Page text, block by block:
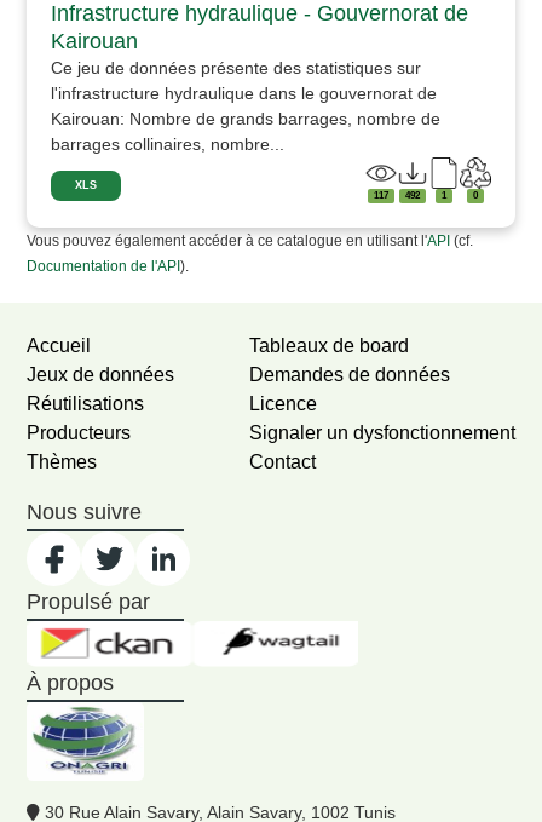
Infrastructure hydraulique - Gouvernorat de
Kairouan
Ce jeu de données présente des statistiques sur
l'infrastructure hydraulique dans le gouvernorat de
Kairouan: Nombre de grands barrages, nombre de
barrages collinaires, nombre...
XLS
117 492 1 0
Vous pouvez également accéder à ce catalogue en utilisant l'API (cf.
Documentation de l'API).
Accueil
Jeux de données
Réutilisations
Producteurs
Thèmes
Tableaux de board
Demandes de données
Licence
Signaler un dysfonctionnement
Contact
Nous suivre
Propulsé par
À propos
30 Rue Alain Savary, Alain Savary, 1002 Tunis